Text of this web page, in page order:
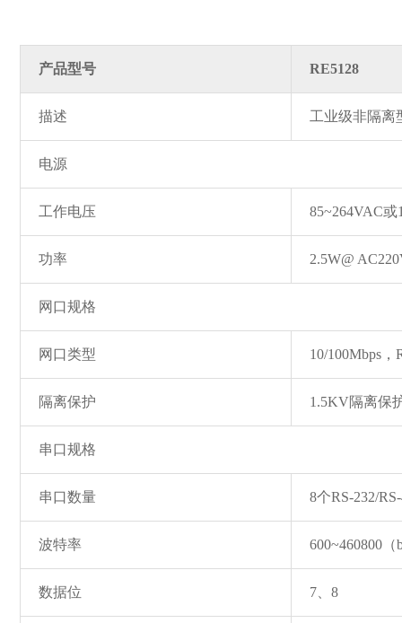
产品型号 RE5128
描述 工业级非隔离
电源
工作电压 85~264VAC
功率 2.5W@
网口规格
网口类型 10/100Mbps
隔离保护 1.5KV隔离保
串口规格
串口数量 8个RS-232/
波特率 600~460800（
数据位 7、8